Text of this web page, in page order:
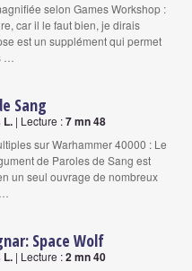
selon Games Workshop :
car il le faut bien, je dirais
est un supplément qui permet
Sang
L. | Lecture :7 mn 48
sur Warhammer 40000 : Le
de Paroles de Sang est
un seul ouvrage de nombreux
Space Wolf
L. | Lecture :2 mn 40